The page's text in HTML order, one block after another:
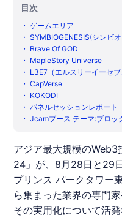
目次
・ゲームエリア
・SYMBIOGENESIS(シンビ
・ Brave Of GOD
・ MapleStory Universe
・ L3E7（エルスリーイーセブ
・CapVerse
・ KOKODI
・パネルセッションレポート
能性と課題」
・Jcamブース テーマ:ブロッ
アジア最大規模の
24 」が、8月28日と29
プリンス パークタワー
ら集まった業界の専門
その実用化について活発